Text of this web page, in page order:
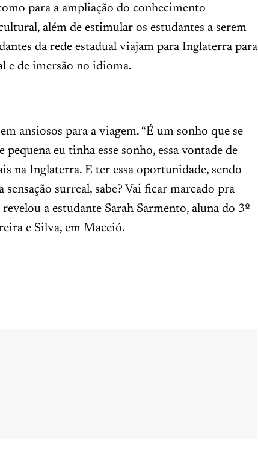
para a ampliação do conhecimento
além de estimular os estudantes a serem
da rede estadual viajam para Inglaterra para
e de imersão no idioma.
ansiosos para a viagem. “É um sonho que se
pequena eu tinha esse sonho, essa vontade de
na Inglaterra. E ter essa oportunidade, sendo
sensação surreal, sabe? Vai ficar marcado pra
a estudante Sarah Sarmento, aluna do 3º
e Silva, em Maceió.